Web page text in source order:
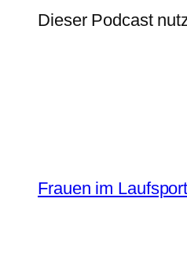
Dieser Podcast
Frauen im Laufsport